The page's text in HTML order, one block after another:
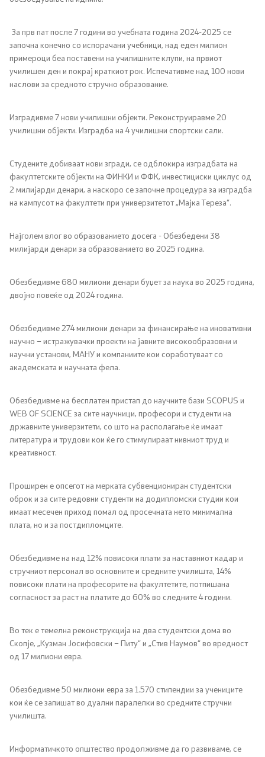
За прв пат после 7 години во учебната година 2024-2025 се
започна конечно со испорачани учебници, над еден милион
примероци беа поставени на училишните клупи, на првиот
училишен ден и покрај краткиот рок. Испечативме над 100 нови
наслови за средното стручно образование.
Изградивме 7 нови училишни објекти. Реконструиравме 20
училишни објекти. Изградба на 4 училишни спортски сали.
Студените добиваат нови згради, се одблокира изградбата на
факултетските објекти на ФИНКИ и ФФК, инвестициски циклус од
2 милијарди денари, а наскоро се започне процедура за изградба
на кампусот на факултети при универзитетот „Мајка Тереза“.
Најголем влог во образованието досега - Обезбедени 38
милијарди денари за образованието во 2025 година.
Обезбедивме 680 милиони денари буџет за наука во 2025 година,
двојно повеќе од 2024 година.
Обезбедивме 274 милиони денари за финансирање на иновативни
научно – истражувачки проекти на јавните високообразовни и
научни установи, МАНУ и компаниите кои соработуваат со
академската и научната фела.
Обезбедивме на бесплатен пристап до научните бази SCOPUS и
WEB OF SCIENCE за сите научници, професори и студенти на
државните универзитети, со што на располагање ќе имаат
литература и трудови кои ќе го стимулираат нивниот труд и
креативност.
Проширен е опсегот на мерката субвенциониран студентски
оброк и за сите редовни студенти на додипломски студии кои
имаат месечен приход помал од просечната нето минимална
плата, но и за постдипломците.
Обезбедивме на над 12% повисоки плати за наставниот кадар и
стручниот персонал во основните и средните училишта, 14%
повисоки плати на професорите на факултетите, потпишана
согласност за раст на платите до 60% во следните 4 години.
Во тек е темелна реконструкција на два студентски дома во
Скопје, „Кузман Јосифовски – Питу“ и „Стив Наумов“ во вредност
од 17 милиони евра.
Обезбедивме 50 милиони евра за 1.570 стипендии за учениците
кои ќе се запишат во дуални паралелки во средните стручни
училишта.
Информатичкото општество продолживме да го развиваме, се